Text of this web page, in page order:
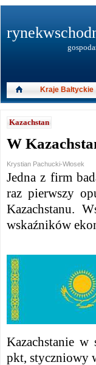
Kazachstan
W
Krystian Pachucki-Włosek
Jedna z firm
raz pierwszy
Kazachstanu.
wskaźników
Kazachstanie
pkt, styczniowy
Kraje Bałtyckie